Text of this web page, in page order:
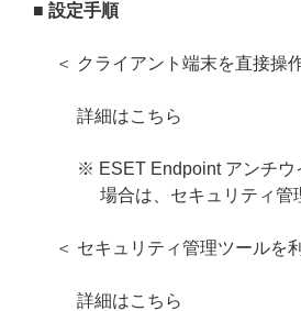
■ 設定手順
＜ クライアント端末を直接操
詳細はこちら
※ ESET Endpoint アンチウ
場合は、セキュリティ管
＜ セキュリティ管理ツールを
詳細はこちら